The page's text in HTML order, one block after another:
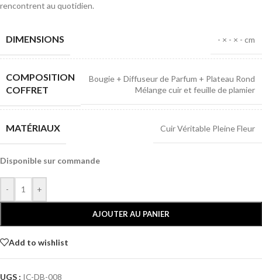
rencontrent au quotidien.
DIMENSIONS - × - × - cm
COMPOSITION
COFFRET
Bougie + Diffuseur de Parfum + Plateau Rond
Mélange cuir et feuille de plamier
MATÉRIAUX Cuir Véritable Pleine Fleur
Disponible sur commande
- +
AJOUTER AU PANIER
Add to wishlist
UGS : IC-DB-008